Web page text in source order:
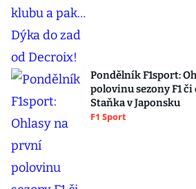
Pondělník F1sport:
polovinu sezony F1
Staňka v Japonsku
F1 Sport